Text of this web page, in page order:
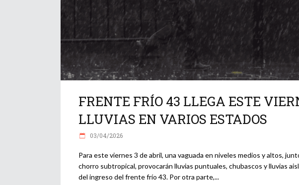
FRENTE FRÍO 43 LLEGA ESTE
LLUVIAS EN VARIOS ESTADOS
03/04/2026
Para este viernes 3 de abril, una vaguada en niveles medios y altos,
chorro subtropical, provocarán lluvias puntuales, chubascos y lluvias
del ingreso del frente frío 43. Por otra parte,